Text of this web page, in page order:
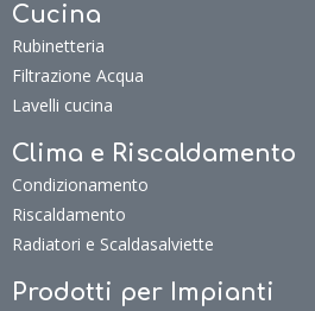
Cucina
Rubinetteria
Filtrazione Acqua
Lavelli cucina
Clima e Riscaldamento
Condizionamento
Riscaldamento
Radiatori e Scaldasalviette
Prodotti per Impianti